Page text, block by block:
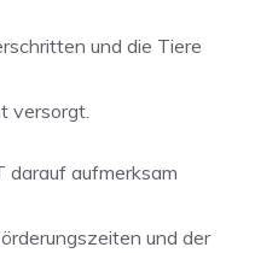
und die Tiere
versorgt.
darauf aufmerksam
und der